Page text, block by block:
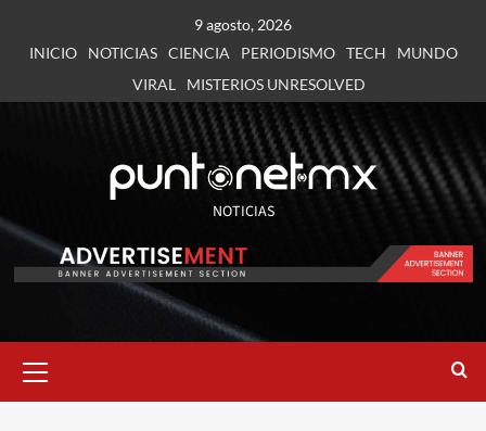
9 agosto, 2026
INICIO
NOTICIAS CIENCIA PERIODISMO TECH
MUNDO
VIRAL
MISTERIOS UNRESOLVED
NOTICIAS